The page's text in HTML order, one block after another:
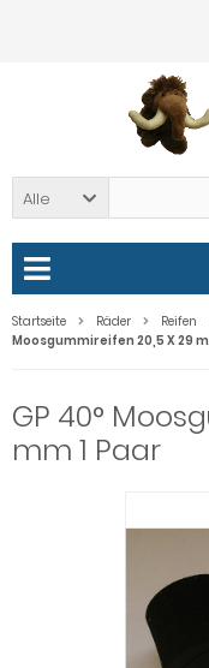
Alle
Startseite Räder Reifen
Moosgummireifen 20,5 X 29
GP 40°
mm 1 Paar